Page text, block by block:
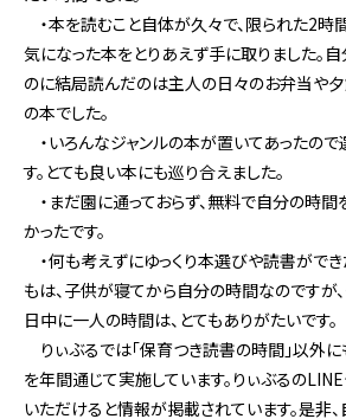
・本を読むこと自体が久々で、限られた2時
気になった本をとりあえず手に取りました。
のに結局読んだのは主人の日々のお弁当や
の本でした。
・いろんなジャンルの本が置いてあったの
す。とても良い本にも巡り合えました。
・まだ園に通っておらず、無料で自分の時
かったです。
・何も考えずにゆっくり本選びや読書がで
もは、子供が寝てから自分の時間なのですが
日中に一人の時間は、とてもありがたいです。
りぃぶるでは「保育つき読書の時間」以外
を年間通じて実施しています。りぃぶるの
いただけると情報が掲載されています。是非